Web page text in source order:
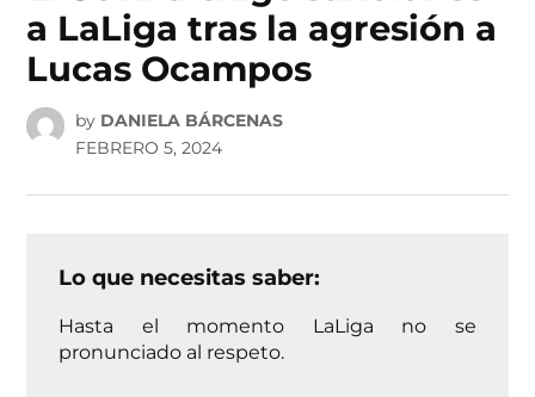
a LaLiga tras la agresión a
Lucas Ocampos
by DANIELA BÁRCENAS
FEBRERO 5, 2024
Lo que necesitas saber:
Hasta el momento LaLiga no se
pronunciado al respeto.